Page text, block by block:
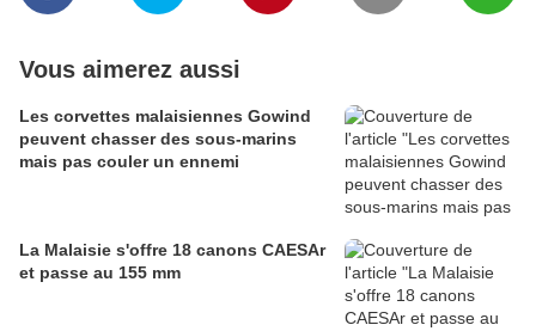
Vous aimerez aussi
Les corvettes malaisiennes Gowind
peuvent chasser des sous-marins
mais pas couler un ennemi
La Malaisie s'offre 18 canons CAESAr
et passe au 155 mm